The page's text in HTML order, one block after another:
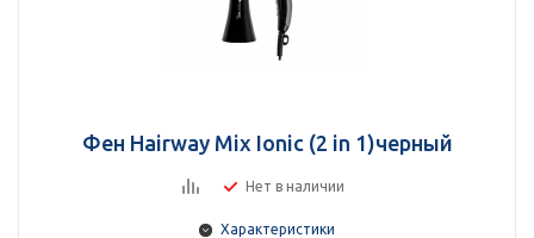
Фен Hairway Mix Ionic (2 in 1)черный
Нет в наличии
Характеристики